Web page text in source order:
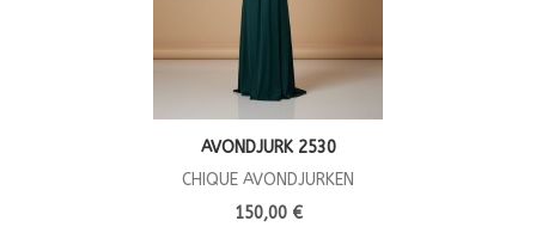
AVONDJURK 2530
CHIQUE AVONDJURKEN
150,00 €